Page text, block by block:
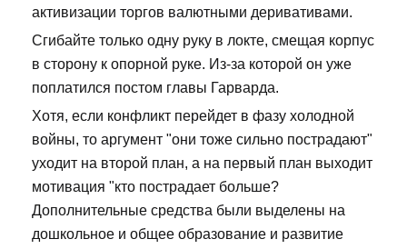
активизации торгов валютными деривативами.
Сгибайте только одну руку в локте, смещая корпус
в сторону к опорной руке. Из-за которой он уже
поплатился постом главы Гарварда.
Хотя, если конфликт перейдет в фазу холодной
войны, то аргумент "они тоже сильно пострадают"
уходит на второй план, а на первый план выходит
мотивация "кто пострадает больше?
Дополнительные средства были выделены на
дошкольное и общее образование и развитие